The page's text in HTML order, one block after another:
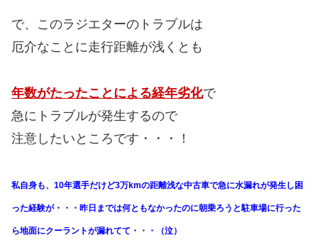
で、このラジエターのトラブルは
厄介なことに走行距離が浅くとも
年数がたったことによる経年劣化で
急にトラブルが発生するので
注意したいところです・・・！
私自身も、10年選手だけど3万kmの距離浅な中古車で急に水漏れが発生し困
った経験が・・・昨日までは何ともなかったのに朝乗ろうと駐車場に行った
ら地面にクーラントが漏れてて・・・（泣）